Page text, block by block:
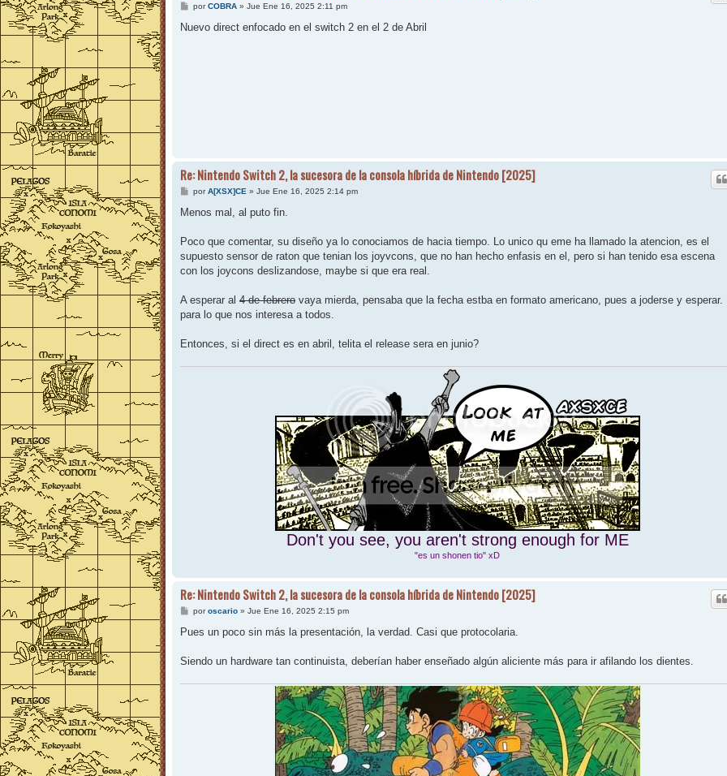
M
n
porCOBRA» Jue Ene 16, 2025 2:11 pm
Nuevo direct enfocado en el switch 2 en el 2 de Abril
Re: Nintendo Switch 2, la sucesora de la consola híbrida de Nintendo [2025]
M
n
j
porA[XSX]CE» Jue Ene 16, 2025 2:14 pm
Menos mal, al puto fin.
Poco que comentar, su diseño ya lo conociamos de hacia tiempo. Lo unico qu eme ha llamado la atencion, es el
supuesto sensor de raton que tenian los joyvcons, que no han hecho enfasis en el, pero si han tenido esa escena
con los joycons deslizandose, maybe si que era real.
A esperar al 4 de febrero vaya mierda, pensaba que la fecha estba en formato americano, pues a joderse y esperar.
para lo que nos interesa a todos.
Entonces, si el direct es en abril, telita el release sera en junio?
Don't you see, you aren't strong enough for ME
"es un shonen tio" xD
Re: Nintendo Switch 2, la sucesora de la consola híbrida de Nintendo [2025]
M
n
j
poroscario» Jue Ene 16, 2025 2:15 pm
Pues un poco sin más la presentación, la verdad. Casi que protocolaria.
Siendo un hardware tan continuista, deberían haber enseñado algún aliciente más para ir afilando los dientes.